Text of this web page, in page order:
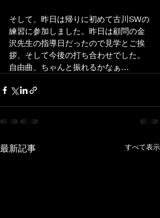
そして、昨日は帰りに初めて古川SWの
練習に参加しました。昨日は顧問の金
沢先生の指導日だったので見学とご挨
拶、そして今後の打ち合わせでした。
自由曲、ちゃんと振れるかなぁ…
最新記事 すべて表示